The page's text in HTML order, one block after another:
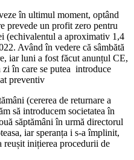
în ultimul moment, optând
prevede un profit zero pentru
(echivalentul a aproximativ 1,4
Având în vedere că sâmbătă
iar luni a fost făcut anunțul CE,
în care se putea introduce
preventiv
(cererea de returnare a
să introducem societatea în
săptămâni în urmă directorul
iar speranța i s-a împlinit,
reușit inițierea procedurii de